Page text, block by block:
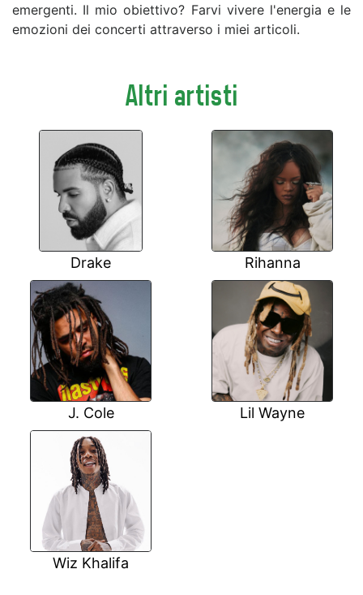
emergenti. Il mio obiettivo? Farvi vivere l'energia e le
emozioni dei concerti attraverso i miei articoli.
Altri artisti
Drake Rihanna
J. Cole Lil Wayne
Wiz Khalifa